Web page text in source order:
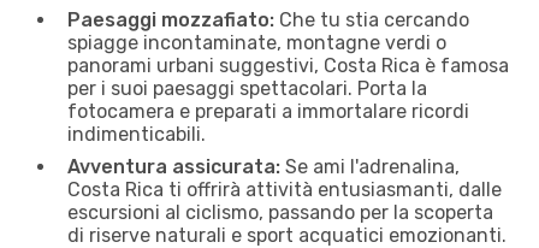
Paesaggi mozzafiato: Che tu stia cercando
spiagge incontaminate, montagne verdi o
panorami urbani suggestivi, Costa Rica è famosa
per i suoi paesaggi spettacolari. Porta la
fotocamera e preparati a immortalare ricordi
indimenticabili.
Avventura assicurata: Se ami l'adrenalina,
Costa Rica ti offrirà attività entusiasmanti, dalle
escursioni al ciclismo, passando per la scoperta
di riserve naturali e sport acquatici emozionanti.